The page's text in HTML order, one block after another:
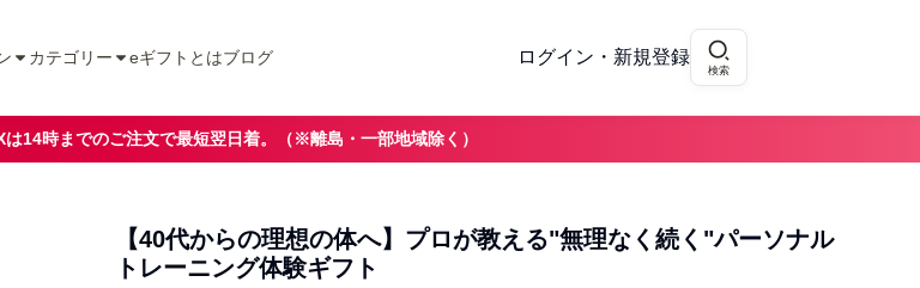
カテゴリー eギフトとはブログ ログイン・新規登録
検索
は14時までのご注文で最短翌日着。（※離島・一部地域除く）
【40代からの理想の体へ】プロが教える"無理なく続く"パーソナル
トレーニング体験ギフト